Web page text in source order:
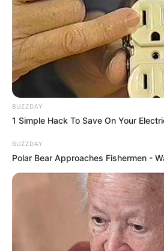
találjátok”
A bejegyzés után várhatóan
politikai üzengetés Magyar
között, hiszen a végkielégítés
komoly indulatokat váltott ki.
BUZZDAY
1 Simple Hack To Save On Your
BUZZDAY
Polar Bear Approaches Fishermen -